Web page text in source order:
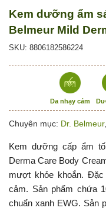
Kem dưỡng ẩm
Belmeur Mild
SKU: 8806182586224
Da nhạy cảm
Chuyên mục: Dr. Belmeur,
Kem dưỡng cấp ẩm
Derma Care Body
mượt khỏe khoắn.
cảm. Sản phẩm chứa
chuẩn xanh EWG. Sản